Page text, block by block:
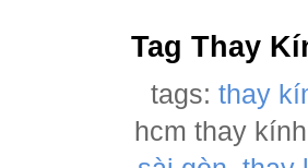
Tag Thay
tags:thay
hcm thay